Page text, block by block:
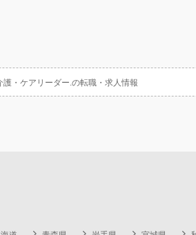
護・ケアリーダー.の転職・求人情報